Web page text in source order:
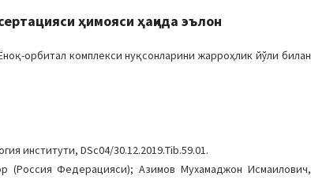
ҳимояси ҳақида эълон
орбитал комплекси нуқсонларини жарроҳлик йўли билан
институти, DSc04/30.12.2019.Тib.59.01.
(Россия Федерацияси); Азимов Мухамаджон Исмаилович,